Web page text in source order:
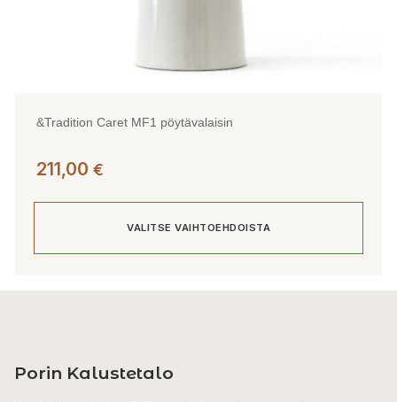
&Tradition Caret MF1 pöytävalaisin
211,00 €
VALITSE VAIHTOEHDOISTA
muunnelma.
Porin Kalustetalo